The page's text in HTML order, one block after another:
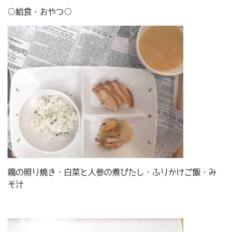
○給食・おやつ○
鶏の照り焼き・白菜と人参の煮びたし・ふりかけご飯・み
そ汁